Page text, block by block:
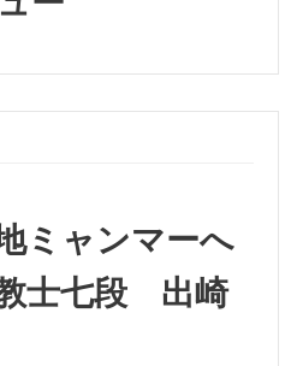
ミャンマーへ
士七段 出崎